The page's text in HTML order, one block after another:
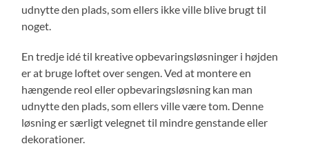
udnytte den plads, som ellers ikke ville blive brugt til
noget.
En tredje idé til kreative opbevaringsløsninger i højden
er at bruge loftet over sengen. Ved at montere en
hængende reol eller opbevaringsløsning kan man
udnytte den plads, som ellers ville være tom. Denne
løsning er særligt velegnet til mindre genstande eller
dekorationer.